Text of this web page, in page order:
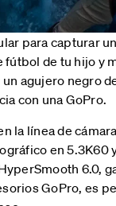
para capturar
fútbol de tu hijo
agujero negro
con una GoPro.
la línea de
en
6.0,
GoPro, es